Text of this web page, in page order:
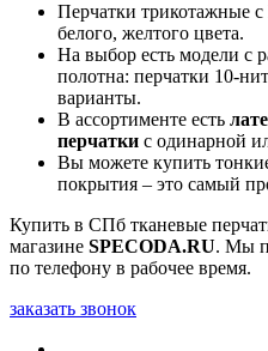
Перчатки трикотажные
белого, желтого цвета.
На выбор есть модели с
полотна: перчатки 10-
варианты.
В ассортименте есть
перчатки с одинарной
Вы можете купить
покрытия – это самый
Купить в СПб тканевые
магазине SPECODA.RU. Мы
по телефону в рабочее время.
заказать звонок